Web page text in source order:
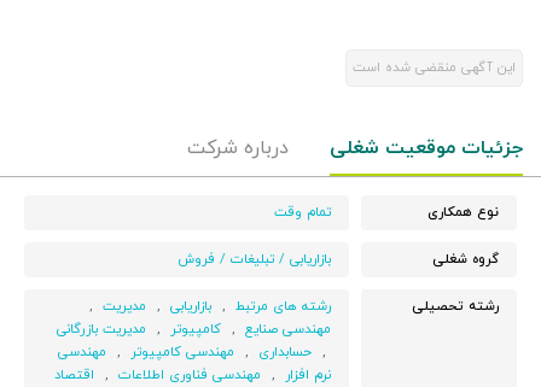
این آگهی منقضی شده است
جزئیات موقعیت شغلی درباره شرکت
نوع همکاری تمام وقت
گروه شغلی بازاریابی / تبلیغات / فروش
رشته تحصیلی رشته های مرتبط , بازاریابی , مدیریت ,
مهندسی صنایع , کامپیوتر ,
مدیریت بازرگانی
, حسابداری , مهندسی کامپیوتر ,
مهندسی
نرم افزار
, مهندسی فناوری اطلاعات ,
اقتصاد